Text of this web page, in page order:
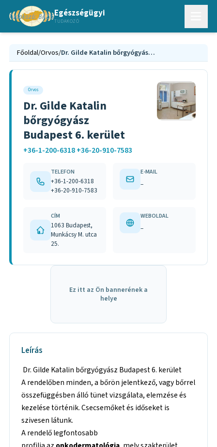
Egészségügyi
TUDAKOZÓ
Főoldal/Orvos/ Dr. Gilde Katalin bőrgyógyász Budapest 6. kerület
Orvos
Dr. Gilde Katalin
bőrgyógyász
Budapest 6. kerület
+36-1-200-6318 +36-20-910-7583
TELEFON
+36-1-200-6318
+36-20-910-7583
E-MAIL
–
CÍM
1063 Budapest,
Munkácsy M. utca
25.
WEBOLDAL
–
Ez itt az Ön bannerének a
helye
Leírás
Dr. Gilde Katalin bőrgyógyász Budapest 6. kerület
A rendelőben minden, a bőrön jelentkező, vagy bőrrel
összefüggésben álló tünet vizsgálata, elemzése és
kezelése történik. Csecsemőket és időseket is
szivesen látunk.
A rendelő legfontosabb